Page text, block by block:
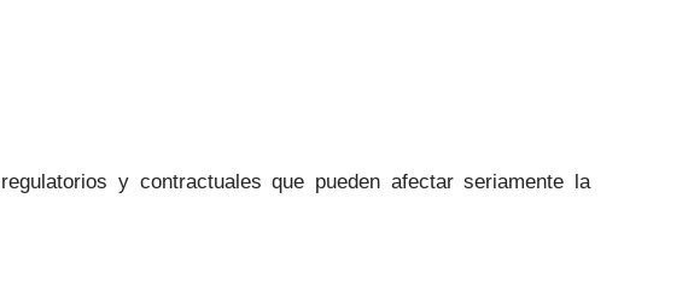
y contractuales que pueden afectar seriamente la